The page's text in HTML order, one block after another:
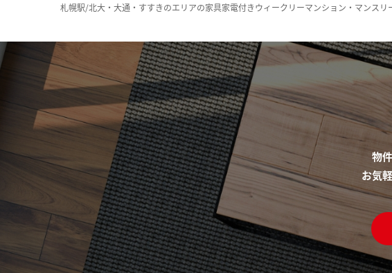
札幌駅/北大・大通・すすきのエリアの家具家電付きウィークリーマンション・マンス
物
お気